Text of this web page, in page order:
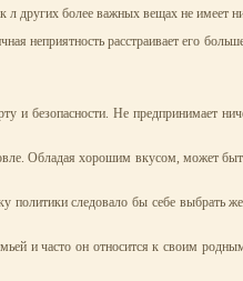
других более важных вещах не имеет
неприятность расстраивает его
безопасности. Не предпринимает
Обладая хорошим вкусом, может
политики следовало бы себе
и часто он относится к своим